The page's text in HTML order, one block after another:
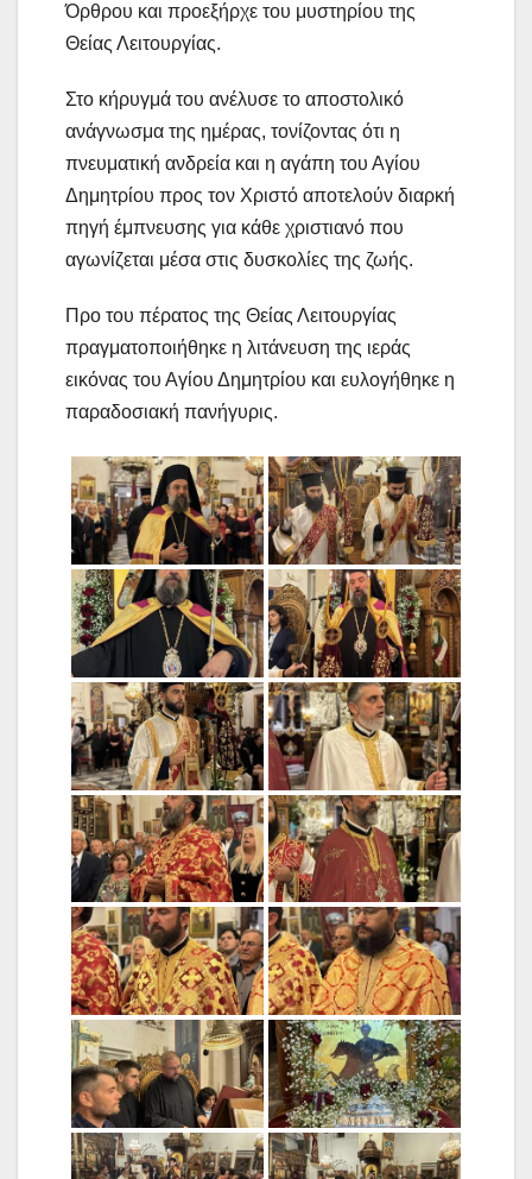
Όρθρου και προεξήρχε του μυστηρίου της
Θείας Λειτουργίας.
Στο κήρυγμά του ανέλυσε το αποστολικό
ανάγνωσμα της ημέρας, τονίζοντας ότι η
πνευματική ανδρεία και η αγάπη του Αγίου
Δημητρίου προς τον Χριστό αποτελούν διαρκή
πηγή έμπνευσης για κάθε χριστιανό που
αγωνίζεται μέσα στις δυσκολίες της ζωής.
Προ του πέρατος της Θείας Λειτουργίας
πραγματοποιήθηκε η λιτάνευση της ιεράς
εικόνας του Αγίου Δημητρίου και ευλογήθηκε η
παραδοσιακή πανήγυρις.